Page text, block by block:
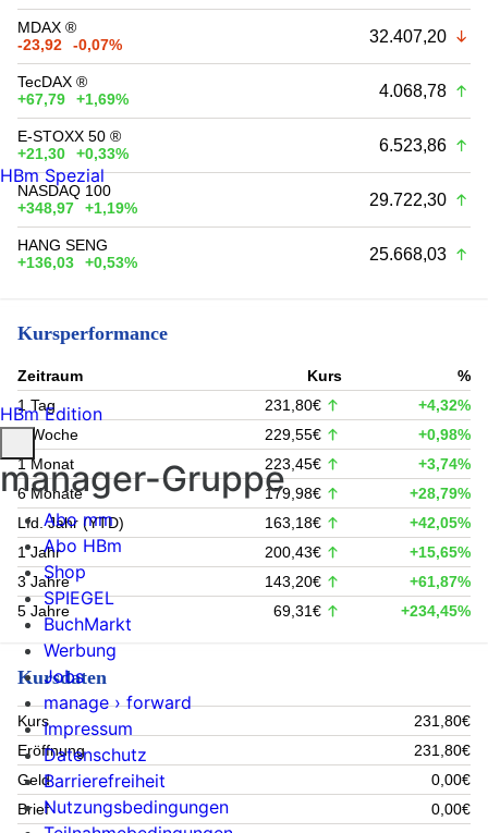
MDAX ®
-23,92
-0,07% 32.407,20
TecDAX ®
+67,79
+1,69% 4.068,78
E-STOXX 50 ®
+21,30
+0,33% 6.523,86
NASDAQ 100
+348,97
+1,19% 29.722,30
HANG SENG
+136,03
+0,53% 25.668,03
Kursperformance
Zeitraum Kurs
%
1 Tag
231,80€
+4,32%
1 Woche
229,55€
+0,98%
1 Monat
223,45€
+3,74%
6 Monate
179,98€
+28,79%
Lfd. Jahr (YTD)
163,18€
+42,05%
1 Jahr
200,43€
+15,65%
3 Jahre
143,20€
+61,87%
5 Jahre
69,31€ +234,45%
Kursdaten
Kurs
231,80€
Eröffnung
231,80€
Geld
0,00€
Brief
0,00€
HBm Spezial
HBm Edition
manager-Gruppe
Abo mm
Abo HBm
Shop
SPIEGEL
BuchMarkt
Werbung
Jobs
manage › forward
Impressum
Datenschutz
Barrierefreiheit
Nutzungsbedingungen